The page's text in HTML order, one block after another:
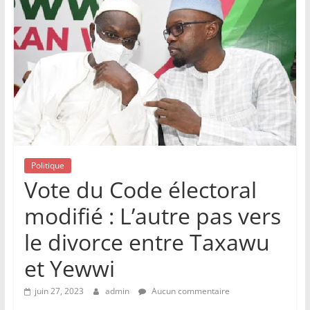
Politique
Vote du Code électoral
modifié : L’autre pas vers
le divorce entre Taxawu
et Yewwi
juin 27, 2023 admin Aucun commentaire